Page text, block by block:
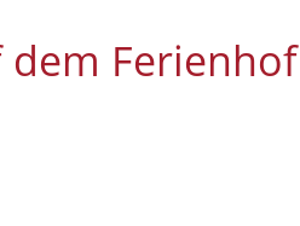
Ferienhof